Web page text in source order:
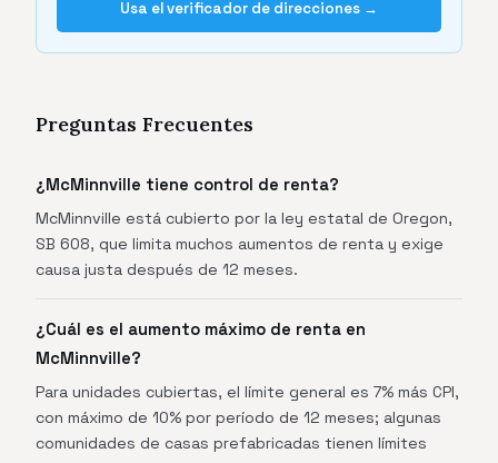
Usa el verificador de direcciones →
Preguntas Frecuentes
¿McMinnville tiene control de renta?
McMinnville está cubierto por la ley estatal de Oregon,
SB 608, que limita muchos aumentos de renta y exige
causa justa después de 12 meses.
¿Cuál es el aumento máximo de renta en
McMinnville?
Para unidades cubiertas, el límite general es 7% más CPI,
con máximo de 10% por período de 12 meses; algunas
comunidades de casas prefabricadas tienen límites